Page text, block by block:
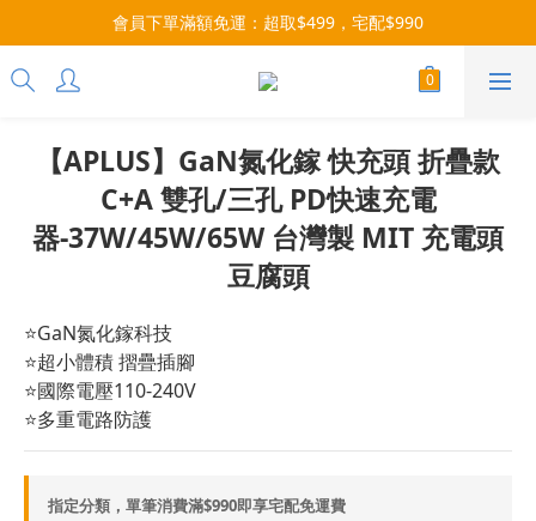
每月9號會員日，消費點數3倍送！把握機會，趕緊下單！
07/28-08/31 爸氣一擊・限時開搶
每月9號會員日，消費點數3倍送！把握機會，趕緊下單！
【APLUS】GaN氮化鎵 快充頭 折疊款
C+A 雙孔/三孔 PD快速充電
器-37W/45W/65W 台灣製 MIT 充電頭
豆腐頭
⭐GaN氮化鎵科技
⭐超小體積 摺疊插腳
⭐國際電壓110-240V
⭐多重電路防護
指定分類，單筆消費滿$990即享宅配免運費